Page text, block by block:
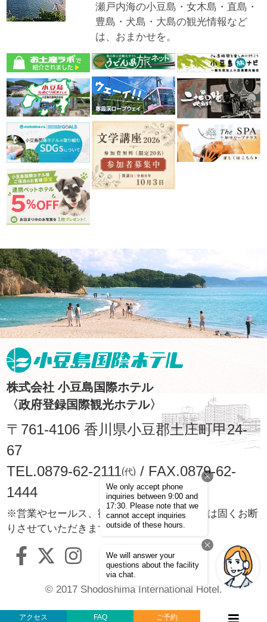
瀬戸内海の小豆島・女木島・直島・
豊島・犬島・大島の観光情報など
は、おまかせを。
株式会社 小豆島国際ホテル
〈政府登録国際観光ホテル〉
〒761-4106 香川県小豆郡土庄町甲24-
67
TEL.0879-62-2111㈹ / FAX.0879-62-
1444
※営業やセールス、勧誘などのお電話・FAXは固くお断
りさせていただきます。
© 2017 Shodoshima International Hotel.
ご予約
アクセス FAQ